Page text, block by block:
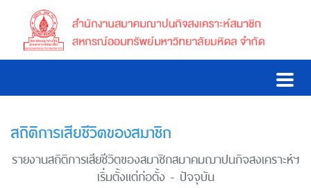
สถิติการเสียชีวิตของสมาชิก
รายงานสถิติการเสียชีวิตของสมาชิกสมาคมฌาปนกิจสงเคราะห์ฯ
เริ่มตั้งแต่ก่อตั้ง - ปัจจุบัน